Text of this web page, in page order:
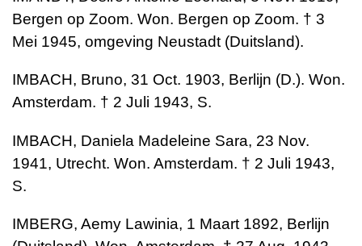
Bergen op Zoom. Won. Bergen op Zoom. † 3
Mei 1945, omgeving Neustadt (Duitsland).
IMBACH, Bruno, 31 Oct. 1903, Berlijn (D.). Won.
Amsterdam. † 2 Juli 1943, S.
IMBACH, Daniela Madeleine Sara, 23 Nov.
1941, Utrecht. Won. Amsterdam. † 2 Juli 1943,
S.
IMBERG, Aemy Lawinia, 1 Maart 1892, Berlijn